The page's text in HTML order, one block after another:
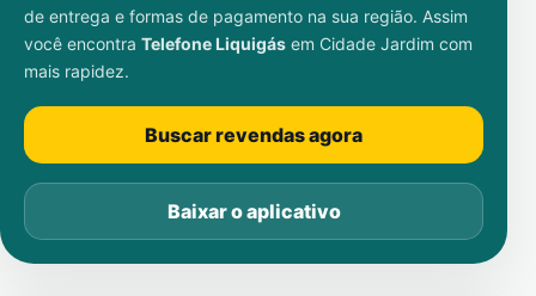
de entrega e formas de pagamento na sua região. Assim
você encontra Telefone Liquigás em Cidade Jardim com
mais rapidez.
Buscar revendas agora
Baixar o aplicativo